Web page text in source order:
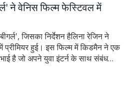
ने वेनिस फिल्म फेस्टिवल में
जिसका निर्देशन हैलिना रेजिन ने
प्रीमियर हुई। इस फिल्म में किडमैन ने एक
है जो अपने युवा इंटर्न के साथ संबंध
और यौनिकता जैसे महत्वपूर्ण मुद्दों को